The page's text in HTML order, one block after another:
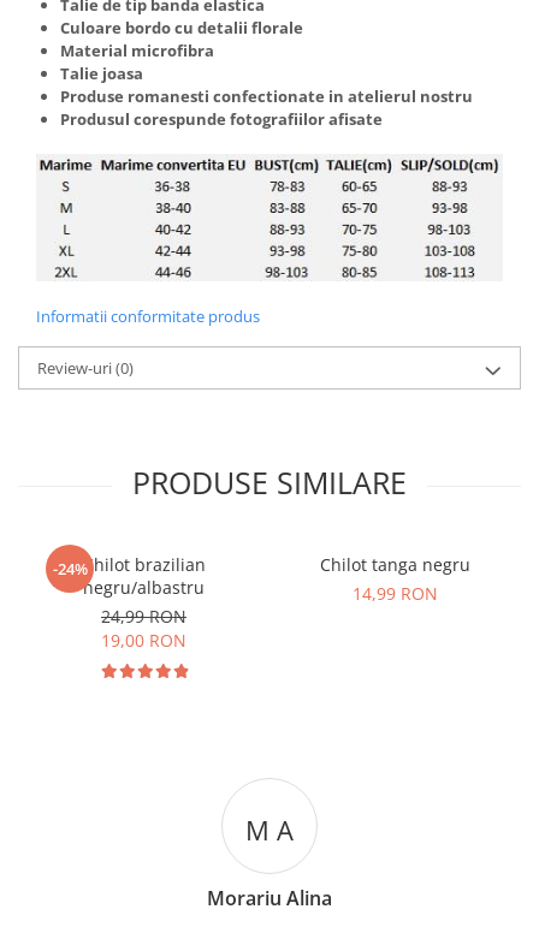
Talie de tip banda elastica
Culoare bordo cu detalii florale
Material microfibra
Talie joasa
Produse romanesti confectionate in atelierul nostru
Produsul corespunde fotografiilor afisate
Informatii conformitate produs
Review-uri(0)
PRODUSE SIMILARE
-24%Chilot brazilian
negru/albastru
24,99 RON
19,00 RON
Chilot tanga negru
14,99 RON
M A
Morariu Alina